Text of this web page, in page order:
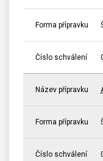
Forma přípravku
Číslo schválení
Název přípravku
Forma přípravku
Číslo schválení